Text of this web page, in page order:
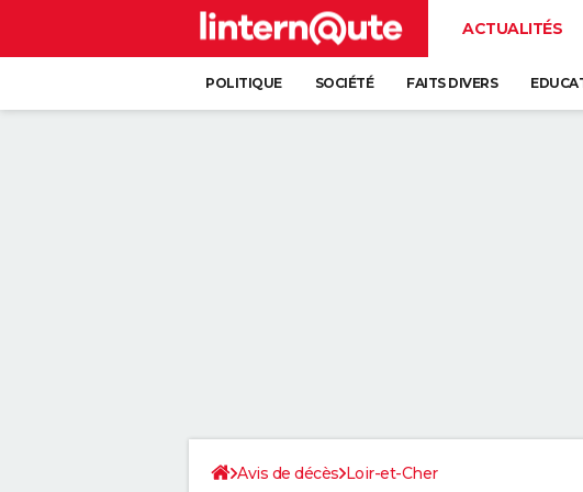
ACTUALITÉS
POLITIQUE SOCIÉTÉ FAITS DIVERS
Avis de décès Loir-et-Cher